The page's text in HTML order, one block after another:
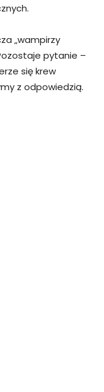
„wampirzy
pytanie –
się krew
z odpowiedzią.